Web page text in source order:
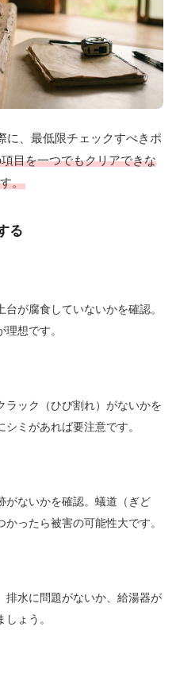
に、最低限チェックすべきポ
目を一つでもクリアできな
。
る
が腐食していないかを確認。
想です。
ラック（ひび割れ）がないかを
ミがあれば要注意です。
がないかを確認。蟻道（ぎど
ったら被害の可能性大です。
排水に問題がないか、給湯器が
ょう。